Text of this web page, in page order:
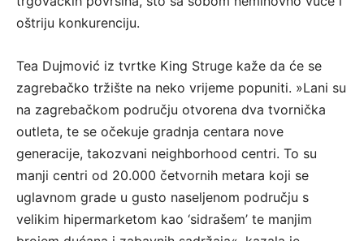
oštriju konkurenciju.
Tea Dujmović iz tvrtke King Struge kaže da će se
zagrebačko tržište na neko vrijeme popuniti. »Lani su
na zagrebačkom području otvorena dva tvornička
outleta, te se očekuje gradnja centara nove
generacije, takozvani neighborhood centri. To su
manji centri od 20.000 četvornih metara koji se
uglavnom grade u gusto naseljenom području s
velikim hipermarketom kao ‘sidrašem’ te manjim